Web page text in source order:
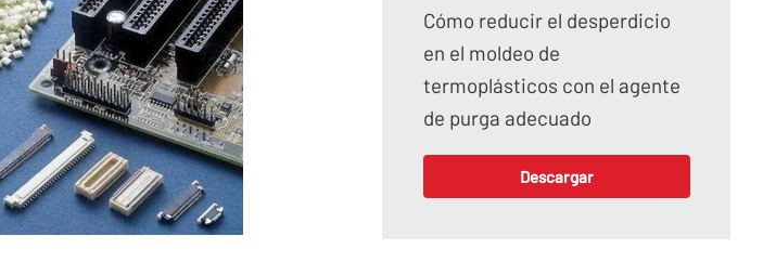
Cómo reducir el desperdicio
en el moldeo de
termoplásticos con el agente
de purga adecuado
Descargar